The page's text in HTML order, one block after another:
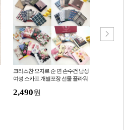
크리스찬 오자르 순 면 손수건 남성
여성 스카프 개별포장 선물 플라워
2,490원